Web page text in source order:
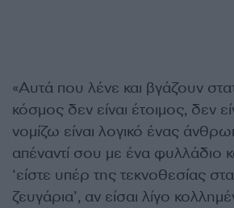
«Αυτά που λένε και βγάζουν
κόσμος δεν είναι έτοιμος, δεν
νομίζω είναι λογικό ένας
απέναντί σου με ένα φυλλάδιο
‘είστε υπέρ της τεκνοθεσίας
ζευγάρια’, αν είσαι λίγο